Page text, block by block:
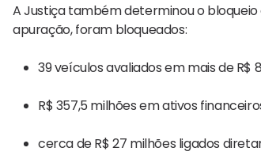
A Justiça também determinou o bloqueio
apuração, foram bloqueados:
39 veículos avaliados em mais de R$
R$ 357,5 milhões em ativos
cerca de R$ 27 milhões ligados